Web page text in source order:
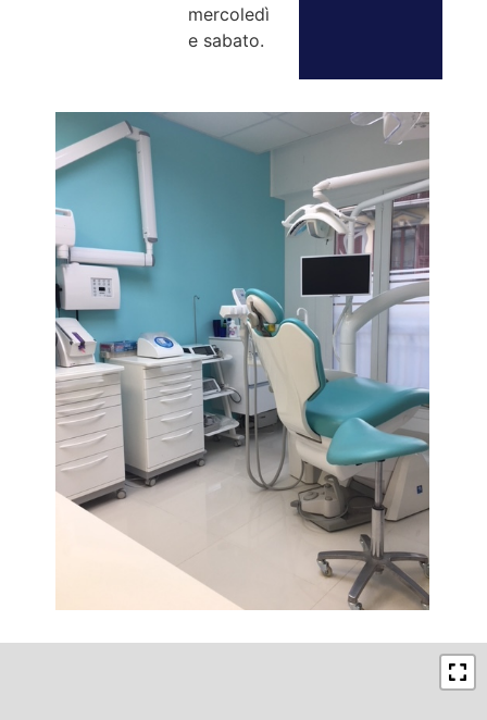
mercoledì
e sabato.